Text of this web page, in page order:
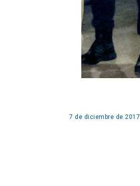
7 de diciembre de 2017